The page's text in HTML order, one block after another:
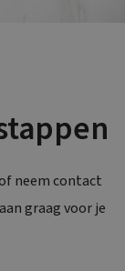
neem contact
graag voor je